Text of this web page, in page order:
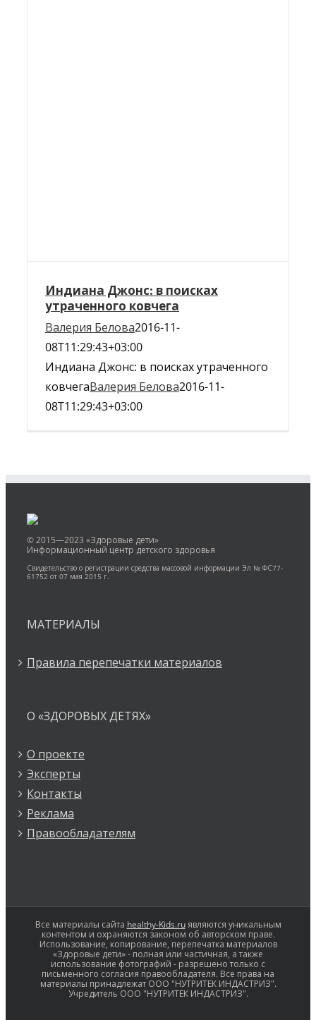
Индиана Джонс: в поисках
утраченного ковчега
Валерия Белова2016-11-
08T11:29:43+03:00
Индиана Джонс: в поисках утраченного
ковчегаВалерия Белова2016-11-
08T11:29:43+03:00
© 2015—2023 «Здоровые дети»
Информационный центр детского здоровья
Свидетельство о регистрации средства массовой информации Эл № ФС77-
61752 от 07 мая 2015 г.
МАТЕРИАЛЫ
Правила перепечатки материалов
О «ЗДОРОВЫХ ДЕТЯХ»
О проекте
Эксперты
Контакты
Реклама
Правообладателям
Все материалы сайта healthy-Kids.ruявляются уникальным
контентом и охраняются законом об авторском праве.
Использование, копирование, перепечатка материалов
«Здоровые дети» - полная или частичная, а также
использование фотографий - разрешено только с
письменного согласия правообладателя. Все права на
материалы принадлежат ООО "НУТРИТЕК ИНДАСТРИЗ".
Учредитель ООО "НУТРИТЕК ИНДАСТРИЗ".